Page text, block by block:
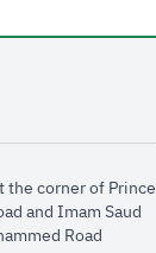
window
the corner of Prince
and Imam Saud
Road​